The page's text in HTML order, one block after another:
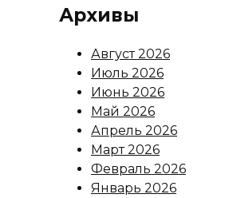
Архивы
Август 2026
Июль 2026
Июнь 2026
Май 2026
Апрель 2026
Март 2026
Февраль 2026
Январь 2026